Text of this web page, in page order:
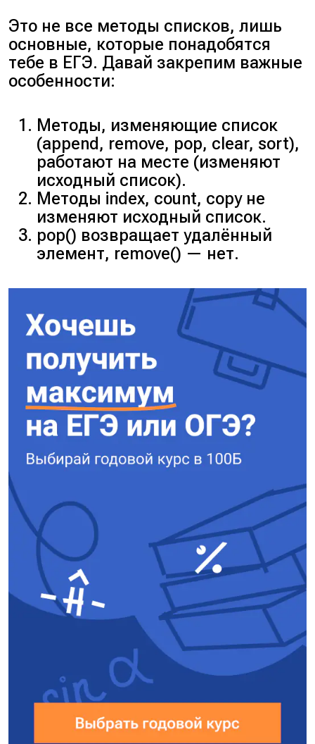
Это не все методы списков, лишь
основные, которые понадобятся
тебе в ЕГЭ. Давай закрепим важные
особенности:
Методы, изменяющие список
(append, remove, pop, clear, sort),
работают на месте (изменяют
исходный список).
Методы index, count, copy не
изменяют исходный список.
pop() возвращает удалённый
элемент, remove() — нет.